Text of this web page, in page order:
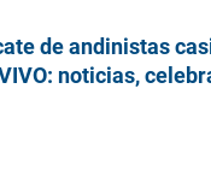
de andinistas
noticias,